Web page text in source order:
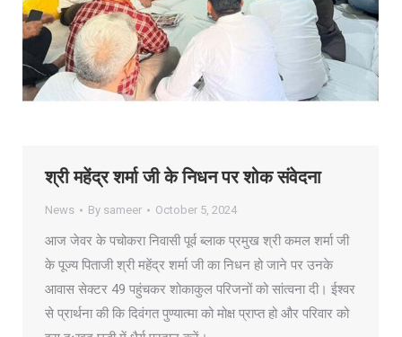
श्री महेंद्र शर्मा जी के निधन पर शोक संवेदना
News By sameer October 5, 2024
आज जेवर के पचोकरा निवासी पूर्व ब्लाक प्रमुख श्री कमल शर्मा जी
के पूज्य पिताजी श्री महेंद्र शर्मा जी का निधन हो जाने पर उनके
आवास सेक्टर 49 पहुंचकर शोकाकुल परिजनों को सांत्वना दी। ईश्वर
से प्रार्थना की कि दिवंगत पुण्यात्मा को मोक्ष प्राप्त हो और परिवार को